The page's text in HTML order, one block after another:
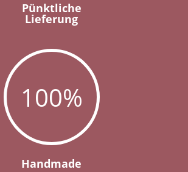
Pünktliche
Lieferung
100%
Handmade